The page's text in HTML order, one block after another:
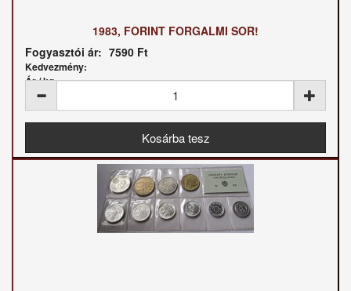
1983, FORINT FORGALMI SOR!
Fogyasztói ár: 7590 Ft
Kedvezmény:
Ár / kg: